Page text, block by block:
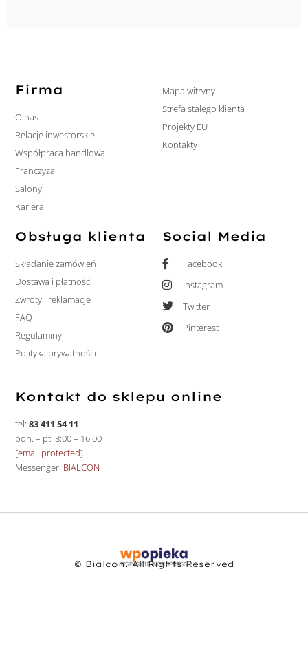
Firma
O nas
Relacje inwestorskie
Współpraca handlowa
Franczyza
Salony
Kariera
Mapa witryny
Strefa stałego klienta
Projekty EU
Kontakty
Obsługa klienta
Składanie zamówień
Dostawa i płatność
Zwroty i reklamacje
FAQ
Regulaminy
Polityka prywatności
Social Media
Facebook
Instagram
Twitter
Pinterest
Kontakt do sklepu online
tel: 83 411 54 11
pon. – pt. 8:00 – 16:00
[email protected]
Messenger: BIALCON
© Bialcon. All Rights Reserved